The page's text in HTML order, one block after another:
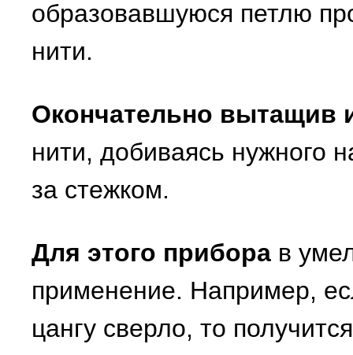
образовавшуюся петлю
нити.
Окончательно вытащив
нити, добиваясь нужного
за стежком.
Для этого прибора в
применение. Например,
цангу сверло, то